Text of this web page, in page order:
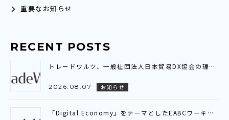
重要なお知らせ
RECENT POSTS
トレードワルツ、一般社団法人日本貿易DX協会の理事に就任～業界横断の連携を通じ、貿易DXの普及・標準化と社会実装を推進～
2026.08.07 お知らせ
「Digital Economy」をテーマとしたEABCワーキンググループ会議に参加いたしました～アジア全域を繋ぐ「デジタル貿易連携（DTC）」の現状と展望を共有～